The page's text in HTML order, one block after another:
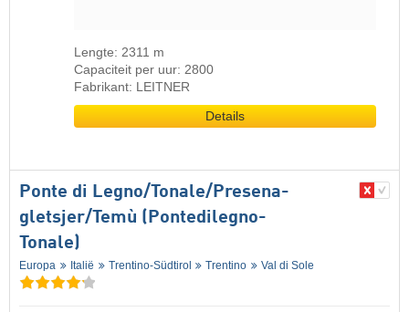
Lengte: 2311 m
Capaciteit per uur: 2800
Fabrikant: LEITNER
Details
Ponte di Legno/​​Tonale/​​Presena-
gletsjer/​​Temù (Pontedilegno-
Tonale)
Europa Italië Trentino-Südtirol Trentino Val di Sole